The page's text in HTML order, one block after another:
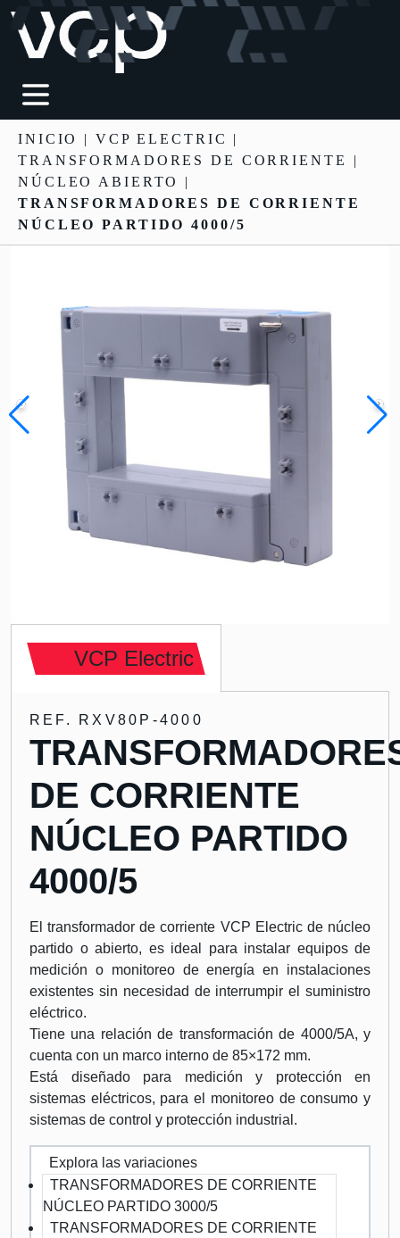
INICIO | VCP ELECTRIC
|
TRANSFORMADORES DE CORRIENTE
|
NÚCLEO ABIERTO |
TRANSFORMADORES DE CORRIENTE
NÚCLEO PARTIDO 4000/5
VCP Electric
REF. RXV80P-4000
DE CORRIENTE
NÚCLEO PARTIDO
4000/5
El transformador de corriente VCP Electric de núcleo
partido o abierto, es ideal para instalar equipos de
medición o monitoreo de energía en instalaciones
existentes sin necesidad de interrumpir el suministro
eléctrico.
Tiene una relación de transformación de 4000/5A, y
cuenta con un marco interno de 85×172 mm.
Está diseñado para medición y protección en
sistemas eléctricos, para el monitoreo de consumo y
sistemas de control y protección industrial.
Explora las variaciones
TRANSFORMADORES DE CORRIENTE
NÚCLEO PARTIDO 3000/5
TRANSFORMADORES DE CORRIENTE